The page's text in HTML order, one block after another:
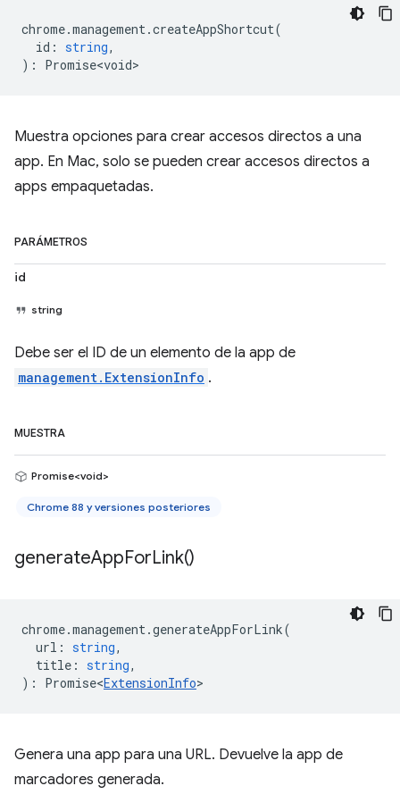
chrome.management.createAppShortcut(
id : string,
) : Promise<void>
Muestra opciones para crear accesos directos a una
app. En Mac, solo se pueden crear accesos directos a
apps empaquetadas.
PARÁMETROS
id
string
Debe ser el ID de un elemento de la app de
management.ExtensionInfo .
MUESTRA
Promise<void>
Chrome 88 y versiones posteriores
generateAppForLink()
chrome.management.generateAppForLink(
url : string,
title : string,
) : Promise<ExtensionInfo>
Genera una app para una URL. Devuelve la app de
marcadores generada.